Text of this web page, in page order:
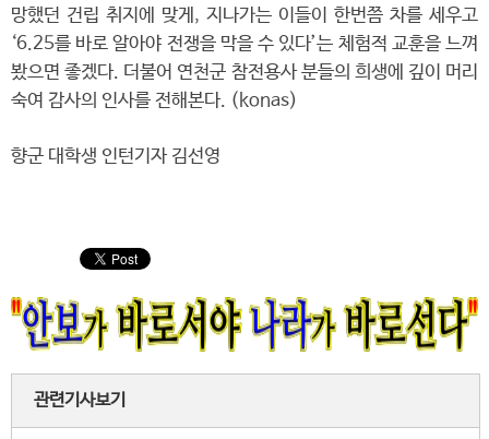
망했던 건립 취지에 맞게, 지나가는 이들이 한번쯤 차를 세우고
‘6.25를 바로 알아야 전쟁을 막을 수 있다’는 체험적 교훈을 느껴
봤으면 좋겠다. 더불어 연천군 참전용사 분들의 희생에 깊이 머리
숙여 감사의 인사를 전해본다. (konas)
향군 대학생 인턴기자 김선영
관련기사보기